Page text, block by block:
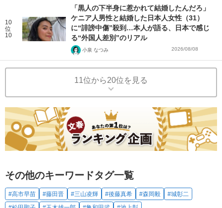
10
位
10
「黒人の下半身に惹かれて結婚したんだろ」
ケニア人男性と結婚した日本人女性（31）
に“誹謗中傷”殺到…本人が語る、日本で感じ
る“外国人差別”のリアル
小泉 なつみ 2026/08/08
11位から20位を見る
その他のキーワードタグ一覧
#高市早苗 #藤田晋 #三山凌輝 #後藤真希 #森岡毅
#城彰二